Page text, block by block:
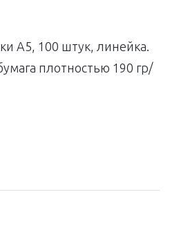
А5, 100 штук, линейка.
плотностью 190 гр/